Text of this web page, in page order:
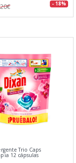
- 18%
Trio Caps
12 cápsulas